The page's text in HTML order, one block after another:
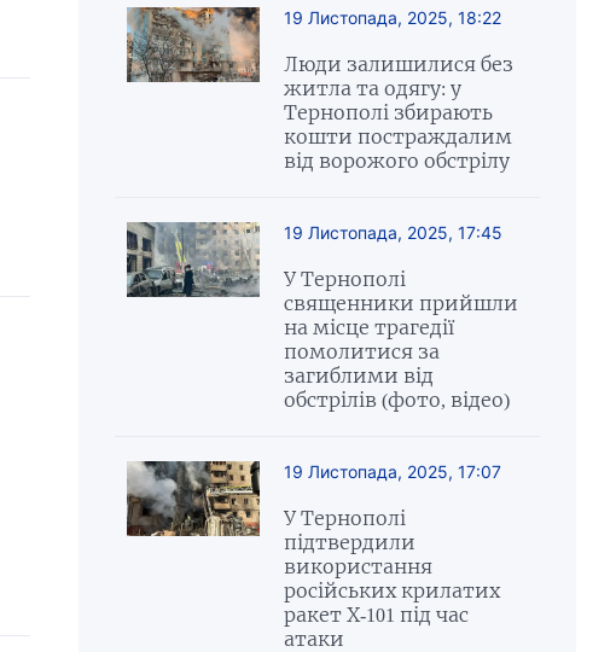
19 Листопада, 2025, 18:22
Люди залишилися без
житла та одягу: у
Тернополі збирають
кошти постраждалим
від ворожого обстрілу
19 Листопада, 2025, 17:45
У Тернополі
священники прийшли
на місце трагедії
помолитися за
загиблими від
обстрілів (фото, відео)
19 Листопада, 2025, 17:07
У Тернополі
підтвердили
використання
російських крилатих
ракет Х-101 під час
атаки